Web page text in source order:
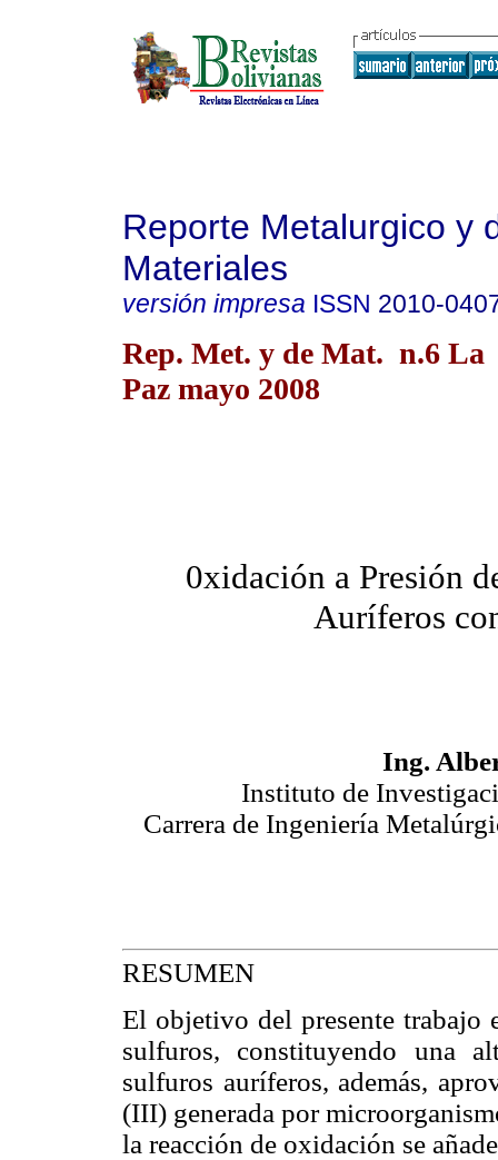
Reporte Metalurgico y
Materiales
versión impresa ISSN 2010-
Rep. Met. y de Mat. n.6 La
Paz mayo 2008
0xidación a Presión
Auríferos
Ing.
Instituto de
Carrera de Ingeniería
RESUMEN
El objetivo del presente trabajo
sulfuros, constituyendo una
sulfuros auríferos, además,
(III) generada por
la reacción de oxidación se